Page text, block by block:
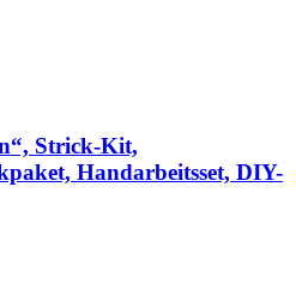
Strick-Kit,
Handarbeitsset, DIY-